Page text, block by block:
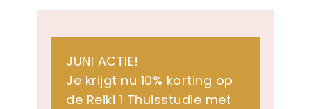
JUNI ACTIE!
Je krijgt nu 10% korting op
de Reiki 1 Thuisstudie met